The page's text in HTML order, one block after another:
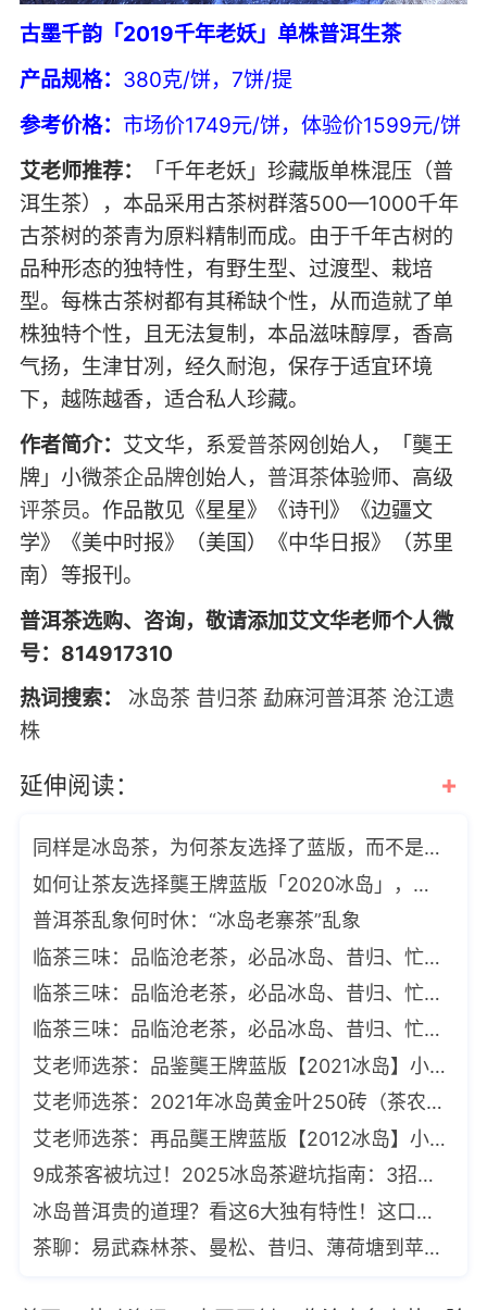
古墨千韵「2019千年老妖」 单株普洱生茶
产品规格： 380克/饼，7饼/提
参考价格： 市场价1749元/饼，体验价1599元/饼
艾老师推荐：
「千年老妖」珍藏版单株混压（普
洱生茶），本品采用古茶树群落500—1000千年
古茶树的茶青为原料精制而成。由于千年古树的
品种形态的独特性，有野生型、过渡型、栽培
型。每株古茶树都有其稀缺个性，从而造就了单
株独特个性，且无法复制，本品滋味醇厚，香高
气扬，生津甘冽，经久耐泡，保存于适宜环境
下，越陈越香，适合私人珍藏。
作者简介： 艾文华，系爱普茶网创始人，「龑王
牌」小微茶企品牌创始人， 普洱茶体验师、高级
评茶员。作品散见《星星》《诗刊》《边疆文
学》《美中时报》（美国）《中华日报》（苏里
南）等报刊。
普洱茶选购、咨询，敬请添加艾文华老师个人微
号：814917310
热词搜索：
冰岛茶 昔归茶 勐麻河普洱茶 沧江遗
株
延伸阅读： +
同样是冰岛茶，为何茶友选择了蓝版，而不是其他？「茶叶销售实战」
如何让茶友选择龑王牌蓝版「2020冰岛」，而不是其他？
普洱茶乱象何时休：“冰岛老寨茶”乱象
临茶三味：品临沧老茶，必品冰岛、昔归、忙肺是也（一）
临茶三味：品临沧老茶，必品冰岛、昔归、忙肺是也（二）
临茶三味：品临沧老茶，必品冰岛、昔归、忙肺是也（三）
艾老师选茶：品鉴龑王牌蓝版【2021冰岛】小饼（2012年老料新压）
艾老师选茶：2021年冰岛黄金叶250砖（茶农签名版）品质怎么样？
艾老师选茶：再品龑王牌蓝版【2012冰岛】小饼
9成茶客被坑过！2025冰岛茶避坑指南：3招识破假货
冰岛普洱贵的道理？看这6大独有特性！这口独一无二的“冰糖韵”就是答案
茶聊：易武森林茶、曼松、昔归、薄荷塘到苹果绿、金丝带班章孔雀饼